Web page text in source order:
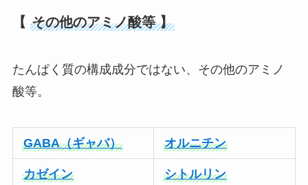
【 その他のアミノ酸等 】
たんぱく質の構成成分ではない、その他のアミノ
酸等。
GABA（ギャバ） オルニチン
カゼイン シトルリン